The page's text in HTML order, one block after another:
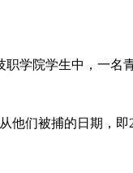
学院学生中，一
们被捕的日期，